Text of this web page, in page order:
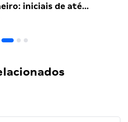
iniciais de até…